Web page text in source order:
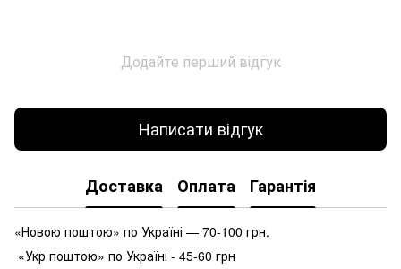
Додайте перший відгук
Написати відгук
Доставка Оплата Гарантія
«Новою поштою» по Україні — 70-100 грн.
«Укр поштою» по Україні - 45-60 грн